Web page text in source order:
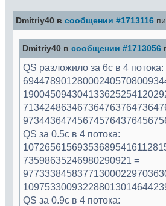
Dmitriy40 в сообщении #1713116
Dmitriy40 в сообщении #1713056
QS разложило за 6с в 4 потока:
QS за 0.5с в 4 потока:
73598635246980290921 =
QS за 0.9с в 4 потока: